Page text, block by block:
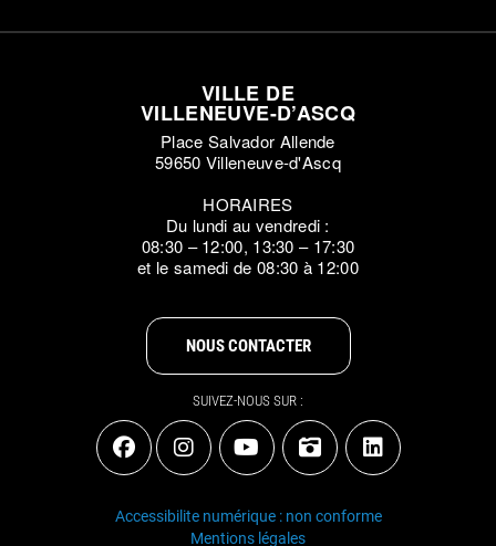
VILLE DE
VILLENEUVE-D’ASCQ
Place Salvador Allende
59650 Villeneuve-d'Ascq
HORAIRES
Du lundi au vendredi :
08:30 – 12:00, 13:30 – 17:30
et le samedi de 08:30 à 12:00
NOUS CONTACTER
SUIVEZ-NOUS SUR :
Accessibilite numérique : non conforme
Mentions légales